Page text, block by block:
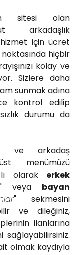
sitesi olan
arkadaşlık
için ücret
hiçbir
kolay ve
Sizlere daha
sunmak adına
kontrol edilip
durumu da
ve arkadaş
menümüzü
olarak erkek
veya bayan
" sekmesini
ve dileğiniz,
ilanlarına
sağlayabilirsiniz.
olmak kaydıyla